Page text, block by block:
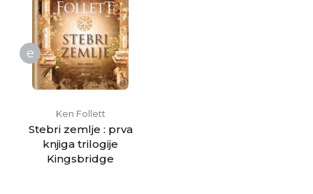
e
Ken Follett
Stebri zemlje : prva
knjiga trilogije
Kingsbridge